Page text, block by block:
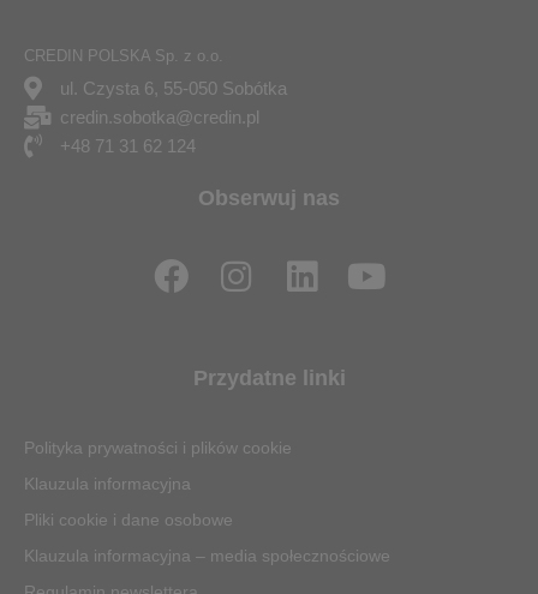
CREDIN POLSKA Sp. z o.o.
ul. Czysta 6, 55-050 Sobótka
credin.sobotka@credin.pl
+48 71 31 62 124
Obserwuj nas
F
a
o
o
k
I
n
t
g
m
L
i
k
Y
o
Przydatne linki
Polityka prywatności i plików cookie
Klauzula informacyjna
Pliki cookie i dane osobowe
Klauzula informacyjna – media społecznościowe